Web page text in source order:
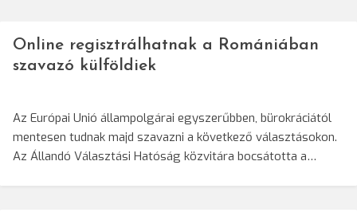
Online regisztrálhatnak a Romániában
szavazó külföldiek
Az Európai Unió állampolgárai egyszerűbben, bürokráciától
mentesen tudnak majd szavazni a következő választásokon.
Az Állandó Választási Hatóság közvitára bocsátotta a…